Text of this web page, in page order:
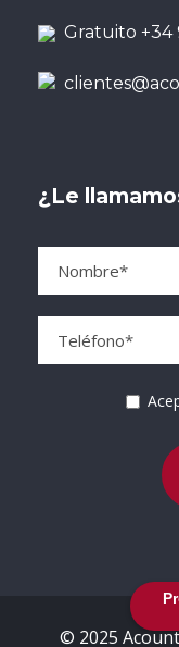
Gratuito +34
¿Le
© 2025